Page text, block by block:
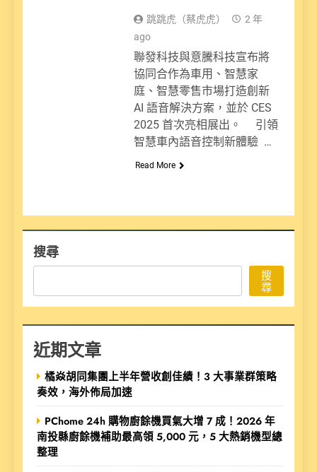
跳跳虎（蔡虎虎）
2 年
ago
聯發科技與意騰科技宣布將
協同合作為車用、智慧家
庭、智慧零售市場打造創新
AI 語音解決方案，並於 CES
2025 首次亮相展出。 引領
智慧車內語音控制新體驗 …
Read More
搜尋
搜
尋
近期文章
橘焱胡同集團上半年營收創佳績！3 大事業群策略
奏效，海外佈局加速
PChome 24h 購物廚餘機買氣大增 7 成！2026 年
南投縣廚餘機補助最高領 5,000 元，5 大熱銷機型總
整理